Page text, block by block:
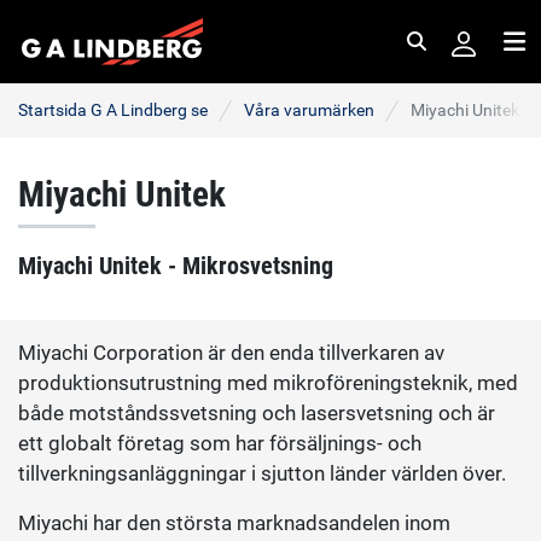
Startsida G A Lindberg se Våra varumärken Miyachi Unitek
Miyachi Unitek
Miyachi Unitek - Mikrosvetsning
Miyachi Corporation är den enda tillverkaren av
produktionsutrustning med mikroföreningsteknik, med
både motståndssvetsning och lasersvetsning och är
ett globalt företag som har försäljnings- och
tillverkningsanläggningar i sjutton länder världen över.
Miyachi har den största marknadsandelen inom